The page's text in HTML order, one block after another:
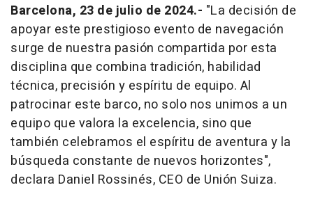
Barcelona, 23 de julio de 2024.- "La decisión de
apoyar este prestigioso evento de navegación
surge de nuestra pasión compartida por esta
disciplina que combina tradición, habilidad
técnica, precisión y espíritu de equipo. Al
patrocinar este barco, no solo nos unimos a un
equipo que valora la excelencia, sino que
también celebramos el espíritu de aventura y la
búsqueda constante de nuevos horizontes",
declara Daniel Rossinés, CEO de Unión Suiza.